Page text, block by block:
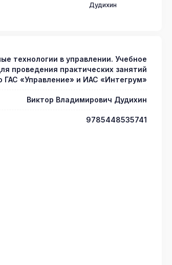
Дудихин
технологии в управлении. Учебное
проведения практических занятий
ГАС «Управление» и ИАС «Интегрум»
Виктор Владимирович Дудихин
9785448535741